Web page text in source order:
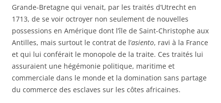
Grande-Bretagne qui venait, par les traités d’Utrecht en
1713, de se voir octroyer non seulement de nouvelles
possessions en Amérique dont l’île de Saint-Christophe aux
Antilles, mais surtout le contrat de l’asiento, ravi à la France
et qui lui conférait le monopole de la traite. Ces traités lui
assuraient une hégémonie politique, maritime et
commerciale dans le monde et la domination sans partage
du commerce des esclaves sur les côtes africaines.